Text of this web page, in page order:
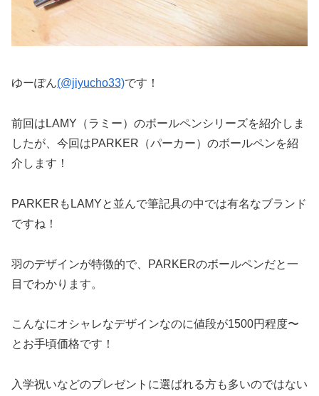
ゆーぽん(@jiyucho33)です！
前回はLAMY（ラミー）のボールペンシリーズを紹介しま
したが、今回はPARKER（パーカー）のボールペンを紹
介します！
PARKERもLAMYと並んで筆記具の中では有名なブランド
ですね！
羽のデザインが特徴的で、PARKERのボールペンだと一
目でわかります。
こんなにオシャレなデザインなのに値段が1500円程度〜
とお手頃価格です！
入学祝いなどのプレゼントに選ばれる方も多いのではない